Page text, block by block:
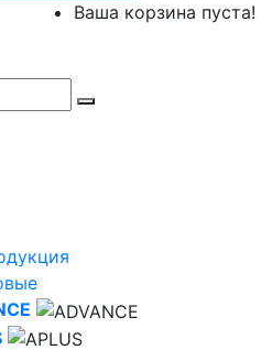
Ваша корзина пуста!